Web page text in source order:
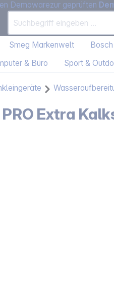
zur geprüften
Smeg Markenwelt
& Büro Sport &
Extra